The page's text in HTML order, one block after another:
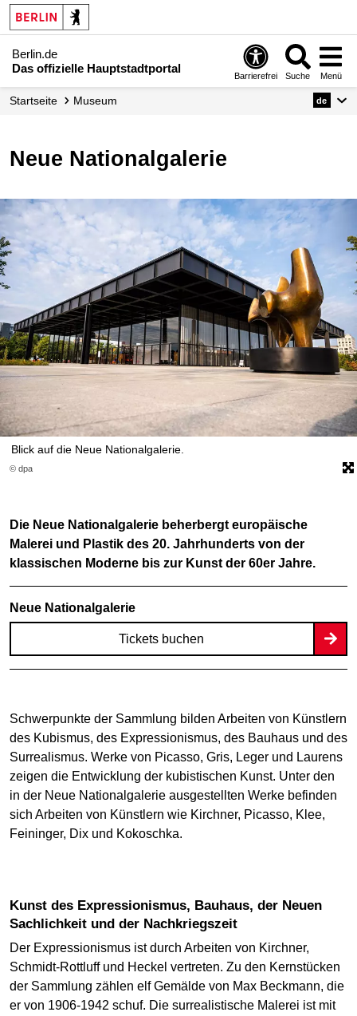
Berlin.de
Das offizielle Hauptstadtportal
Barrierefrei Suche Menü
Startseite Museum de
Neue Nationalgalerie
© dpa
Blick auf die Neue Nationalgalerie.
Die Neue Nationalgalerie beherbergt europäische
Malerei und Plastik des 20. Jahrhunderts von der
klassischen Moderne bis zur Kunst der 60er Jahre.
Neue Nationalgalerie
Tickets buchen
Schwerpunkte der Sammlung bilden Arbeiten von Künstlern
des Kubismus, des Expressionismus, des Bauhaus und des
Surrealismus. Werke von Picasso, Gris, Leger und Laurens
zeigen die Entwicklung der kubistischen Kunst. Unter den
in der Neue Nationalgalerie ausgestellten Werke befinden
sich Arbeiten von Künstlern wie Kirchner, Picasso, Klee,
Feininger, Dix und Kokoschka.
Kunst des Expressionismus, Bauhaus, der Neuen
Sachlichkeit und der Nachkriegszeit
Der Expressionismus ist durch Arbeiten von Kirchner,
Schmidt-Rottluff und Heckel vertreten. Zu den Kernstücken
der Sammlung zählen elf Gemälde von Max Beckmann, die
er von 1906-1942 schuf. Die surrealistische Malerei ist mit